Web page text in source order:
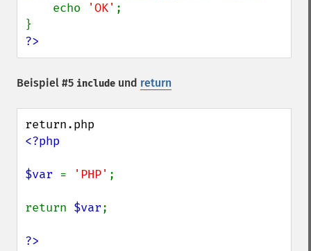
    echo
'OK' ;
?>
Beispiel #5 include und return
<?php
$var = 'PHP' ;
return $var;